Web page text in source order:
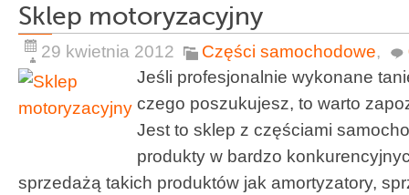
Sklep motoryzacyjny
29 kwietnia 2012 Części samochodowe,
Jeśli profesjonalnie wykonane
czego poszukujesz, to warto
Jest to sklep z częściami
produkty w bardzo
sprzedażą takich produktów jak amortyzatory,